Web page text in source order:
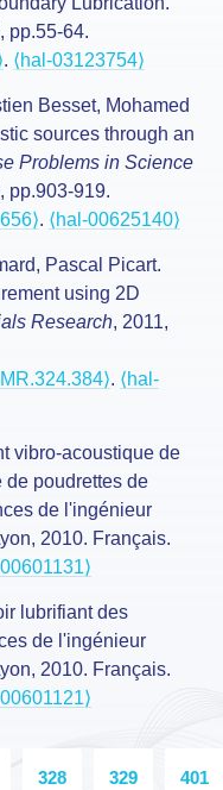
pp.55-64.
. ⟨hal-03123754⟩
Besset, Mohamed
sources through an
Problems in Science
pp.903-919.
. ⟨hal-00625140⟩
Pascal Picart.
using 2D
Research, 2011,
. ⟨hal-
vibro-acoustique de
de poudrettes de
de l'ingénieur
2010. Français.
lubrifiant des
de l'ingénieur
2010. Français.
328 329 401